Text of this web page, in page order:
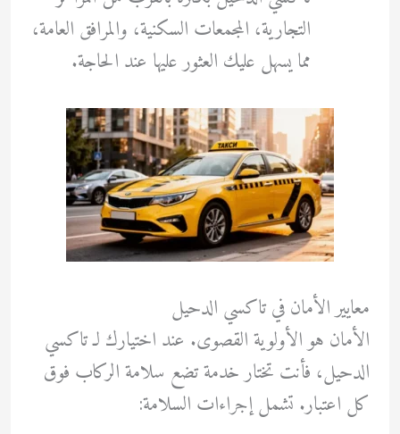
التجارية، المجمعات السكنية، والمرافق العامة،
مما يسهل عليك العثور عليها عند الحاجة.
معايير الأمان في تاكسي الدحيل
الأمان هو الأولوية القصوى. عند اختيارك لـ تاكسي
الدحيل، فأنت تختار خدمة تضع سلامة الركاب فوق
كل اعتبار. تشمل إجراءات السلامة: